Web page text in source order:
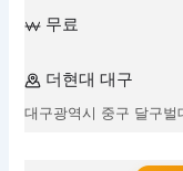
무료
더현대 대구
대구광역시 중구 달구벌